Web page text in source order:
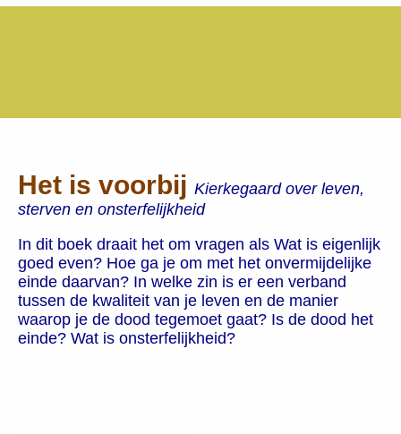
Het is voorbij Kierkegaard over leven,
sterven en onsterfelijkheid
In dit boek draait het om vragen als Wat is eigenlijk
goed even? Hoe ga je om met het onvermijdelijke
einde daarvan? In welke zin is er een verband
tussen de kwaliteit van je leven en de manier
waarop je de dood tegemoet gaat? Is de dood het
einde? Wat is onsterfelijkheid?